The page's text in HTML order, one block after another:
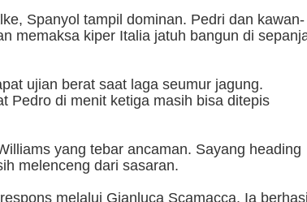
Spanyol tampil dominan. Pedri dan kawan-
memaksa kiper Italia jatuh bangun di
ujian berat saat laga seumur jagung.
Pedro di menit ketiga masih bisa ditepis
yang tebar ancaman. Sayang heading
melenceng dari sasaran.
melalui Gianluca Scamacca. Ia berhasil